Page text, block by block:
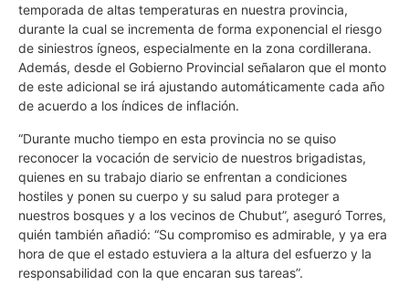
temporada de altas temperaturas en nuestra provincia,
durante la cual se incrementa de forma exponencial el riesgo
de siniestros ígneos, especialmente en la zona cordillerana.
Además, desde el Gobierno Provincial señalaron que el monto
de este adicional se irá ajustando automáticamente cada año
de acuerdo a los índices de inflación.
“Durante mucho tiempo en esta provincia no se quiso
reconocer la vocación de servicio de nuestros brigadistas,
quienes en su trabajo diario se enfrentan a condiciones
hostiles y ponen su cuerpo y su salud para proteger a
nuestros bosques y a los vecinos de Chubut”, aseguró Torres,
quién también añadió: “Su compromiso es admirable, y ya era
hora de que el estado estuviera a la altura del esfuerzo y la
responsabilidad con la que encaran sus tareas”.